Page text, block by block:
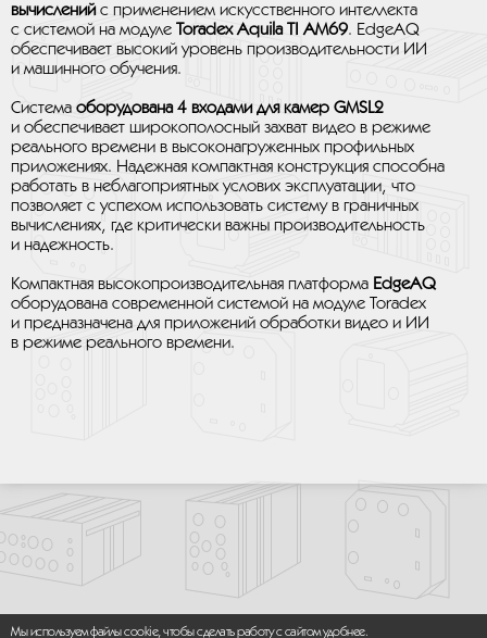
вычисленийс применением искусственного интеллекта
с системой на модуле
Toradex Aquila TI AM69. EdgeAQ
обеспечивает высокий уровень производительности ИИ
и машинного обучения.
Система оборудована 4 входами для камер GMSL2
и обеспечивает широкополосный захват видео в режиме
реального времени в высоконагруженных профильных
приложениях. Надежная компактная конструкция способна
работать в неблагоприятных услових эксплуатации, что
позволяет с успехом использовать систему в граничных
вычислениях, где критически важны производительность
и надежность.
Компактная высокопроизводительная платформа EdgeAQ
оборудована современной системой на модуле Toradex
и предназначена для приложений обработки видео и ИИ
в режиме реального времени.
Мы используем файлы cookie, чтобы сделать работу с сайтом удобнее.